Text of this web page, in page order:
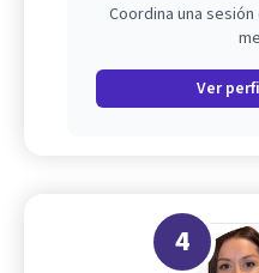
Coordina una
Ver
4